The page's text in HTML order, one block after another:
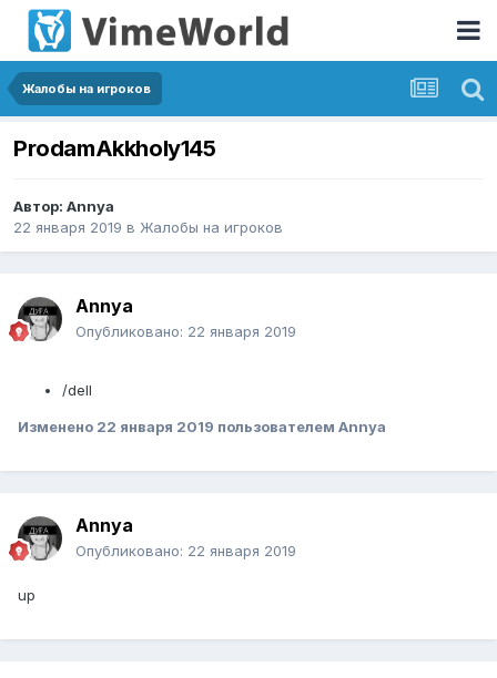
Жалобы на игроков
ProdamAkkholy145
Автор: Annya
22 января 2019 в Жалобы на игроков
Annya
Опубликовано: 22 января 2019
/dell
Изменено 22 января 2019 пользователем Annya
Annya
Опубликовано: 22 января 2019
up